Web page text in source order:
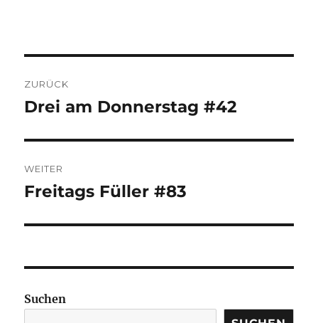
ZURÜCK
Vorheriger
Drei am Donnerstag #42
WEITER
Nächster
Freitags Füller #83
Suchen